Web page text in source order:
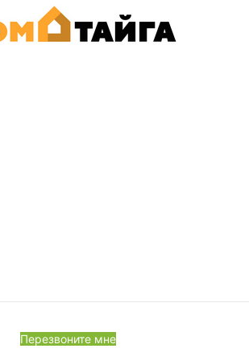
Перезвоните мне